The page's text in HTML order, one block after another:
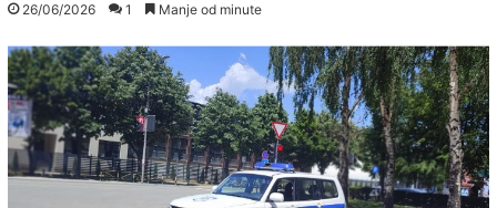
26/06/2026 1 Manje od minute